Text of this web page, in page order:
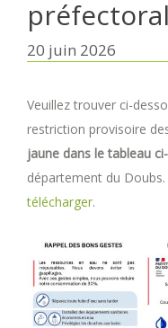
20 juin 2026
Veuillez trouver ci-
restriction provisoire
jaune dans le tableau
département du
télécharger.